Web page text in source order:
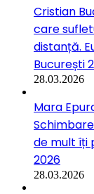
Cristian
care
distanță.
București
28.03.2026
Mara
de mult îți
2026
28.03.2026